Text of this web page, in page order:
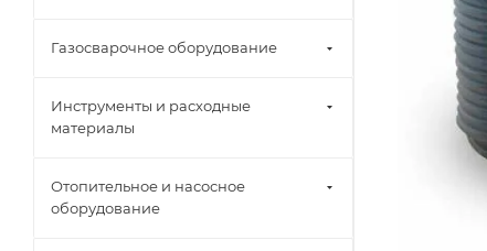
Газосварочное оборудование
Инструменты и расходные
материалы
Отопительное и насосное
оборудование